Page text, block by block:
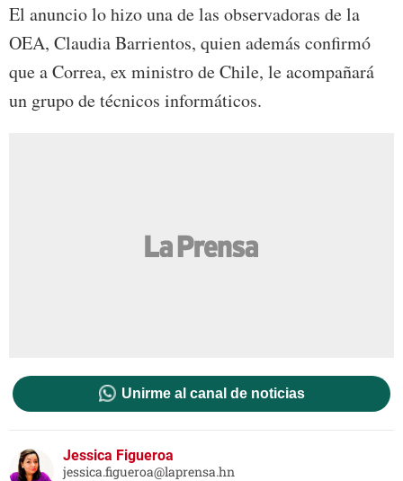
El anuncio lo hizo una de las observadoras de la
OEA, Claudia Barrientos, quien además confirmó
que a Correa, ex ministro de Chile, le acompañará
un grupo de técnicos informáticos.
Unirme al canal de noticias
Jessica Figueroa
jessica.figueroa@laprensa.hn